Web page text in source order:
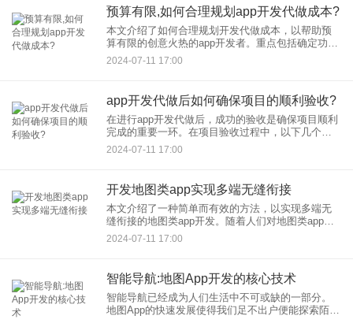
预算有限,如何合理规划app开发代做成本?
本文介绍了如何合理规划开发代做成本，以帮助预
算有限的创意火热的app开发者。重点包括确定功能
需求并精简设计，选择适合的开发方式和团队，并
进行有效的沟通和项目管理。通过合理分配资源、
2024-07-11 17:00
app开发代做后如何确保项目的顺利验收?
在进行app开发代做后，成功的验收是确保项目顺利
完成的重要一环。在项目验收过程中，以下几个关
键步骤是必不可少的。 一，建立明确的验收标准。
在与代做方进行合作之前，您应该明确项目的具体
2024-07-11 17:00
开发地图类app实现多端无缝衔接
本文介绍了一种简单而有效的方法，以实现多端无
缝衔接的地图类app开发。随着人们对地图类app的
需求增加，许多app在不同平台之间存在着衔接问
2024-07-11 17:00
智能导航:地图App开发的核心技术
智能导航已经成为人们生活中不可或缺的一部分。
地图App的快速发展使得我们足不出户便能探索陌生